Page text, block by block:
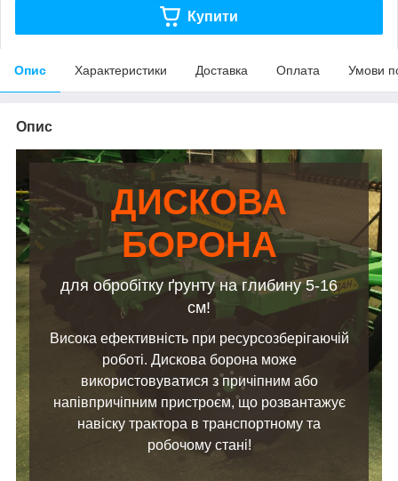
Купити
Опис Характеристики Доставка Оплата Умови
Опис
ДИСКОВА
БОРОНА
для обробітку ґрунту на глибину 5-16
см!
Висока ефективність при ресурсозберігаючій
роботі. Дискова борона може
використовуватися з причіпним або
напівпричіпним пристроєм, що розвантажує
навіску трактора в транспортному та
робочому стані!